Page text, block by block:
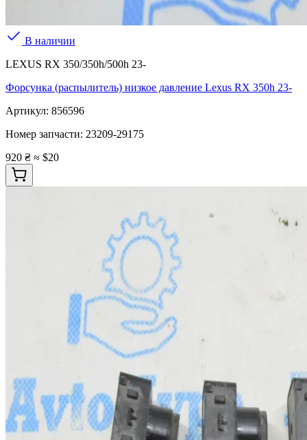
В наличии
LEXUS RX 350/350h/500h 23-
Форсунка (распылитель) низкое давление Lexus RX 350h 23-
Артикул: 856596
Номер запчасти: 23209-29175
920 ₴ ≈ $20